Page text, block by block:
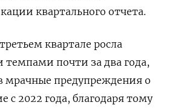
квартального отчета.
квартале росла
почти за два года,
мрачные предупреждения о
с 2022 года, благодаря тому